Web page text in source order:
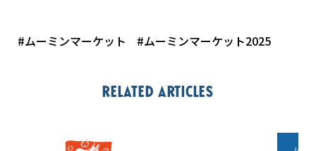
#ムーミンマーケット #ムーミンマーケット2025
Related articles